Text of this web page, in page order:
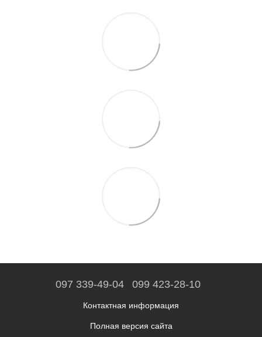
097 339-49-04 099 423-28-10
Контактная информация
Полная версия сайта